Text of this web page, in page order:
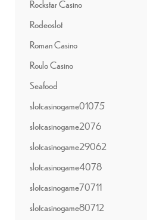
Rockstar Casino
Rodeoslot
Roman Casino
Roulo Casino
Seafood
slotcasinogame01075
slotcasinogame2076
slotcasinogame29062
slotcasinogame4078
slotcasinogame70711
slotcasinogame80712